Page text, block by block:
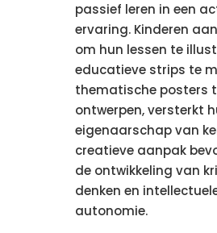
passief leren in een
ervaring. Kinderen
om hun lessen te
educatieve strips te
thematische posters
ontwerpen, versterkt
eigenaarschap van
creatieve aanpak
de ontwikkeling van
denken en
autonomie.